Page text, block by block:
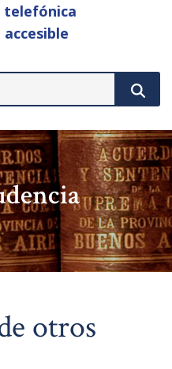
otros